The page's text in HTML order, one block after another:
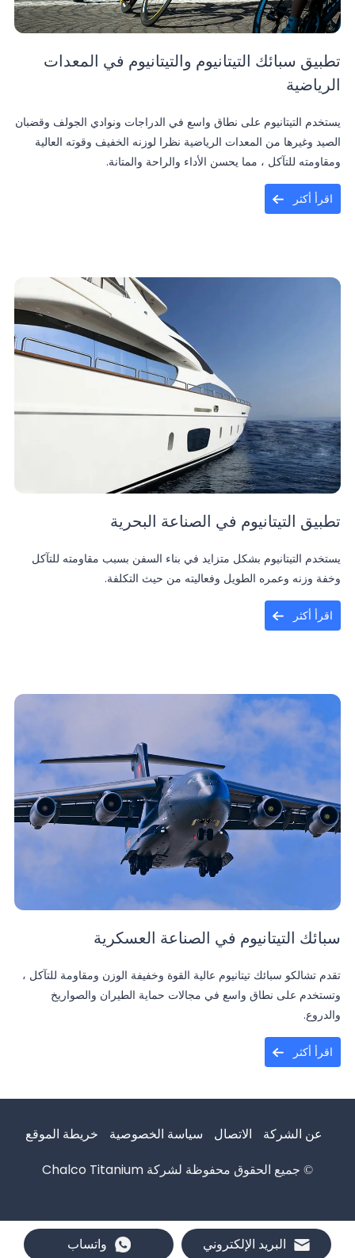
تطبيق سبائك التيتانيوم والتيتانيوم في المعدات
الرياضية
يستخدم التيتانيوم على نطاق واسع في الدراجات ونوادي الجولف وقضبان
الصيد وغيرها من المعدات الرياضية نظرا لوزنه الخفيف وقوته العالية
ومقاومته للتآكل ، مما يحسن الأداء والراحة والمتانة.
اقرأ أكثر
تطبيق التيتانيوم في الصناعة البحرية
يستخدم التيتانيوم بشكل متزايد في بناء السفن بسبب مقاومته للتآكل
وخفة وزنه وعمره الطويل وفعاليته من حيث التكلفة.
اقرأ أكثر
سبائك التيتانيوم في الصناعة العسكرية
تقدم تشالكو سبائك تيتانيوم عالية القوة وخفيفة الوزن ومقاومة للتآكل ،
وتستخدم على نطاق واسع في مجالات حماية الطيران والصواريخ
والدروع.
اقرأ أكثر
عن الشركة الاتصال سياسة الخصوصية
خريطة الموقع
© جميع الحقوق محفوظة لشركة Chalco Titanium
البريد الإلكتروني واتساب